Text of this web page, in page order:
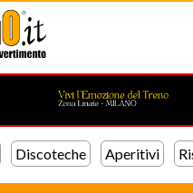
Discoteche Aperitivi